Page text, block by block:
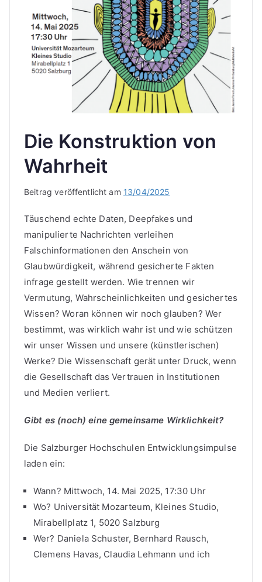
Die Konstruktion von
Wahrheit
Beitrag veröffentlicht am 13/04/2025
Täuschend echte Daten, Deepfakes und
manipulierte Nachrichten verleihen
Falschinformationen den Anschein von
Glaubwürdigkeit, während gesicherte Fakten
infrage gestellt werden. Wie trennen wir
Vermutung, Wahrscheinlichkeiten und gesichertes
Wissen? Woran können wir noch glauben? Wer
bestimmt, was wirklich wahr ist und wie schützen
wir unser Wissen und unsere (künstlerischen)
Werke? Die Wissenschaft gerät unter Druck, wenn
die Gesellschaft das Vertrauen in Institutionen
und Medien verliert.
Gibt es (noch) eine gemeinsame Wirklichkeit?
Die Salzburger Hochschulen Entwicklungsimpulse
laden ein:
Wann? Mittwoch, 14. Mai 2025, 17:30 Uhr
Wo? Universität Mozarteum, Kleines Studio,
Mirabellplatz 1, 5020 Salzburg
Wer? Daniela Schuster, Bernhard Rausch,
Clemens Havas, Claudia Lehmann und ich